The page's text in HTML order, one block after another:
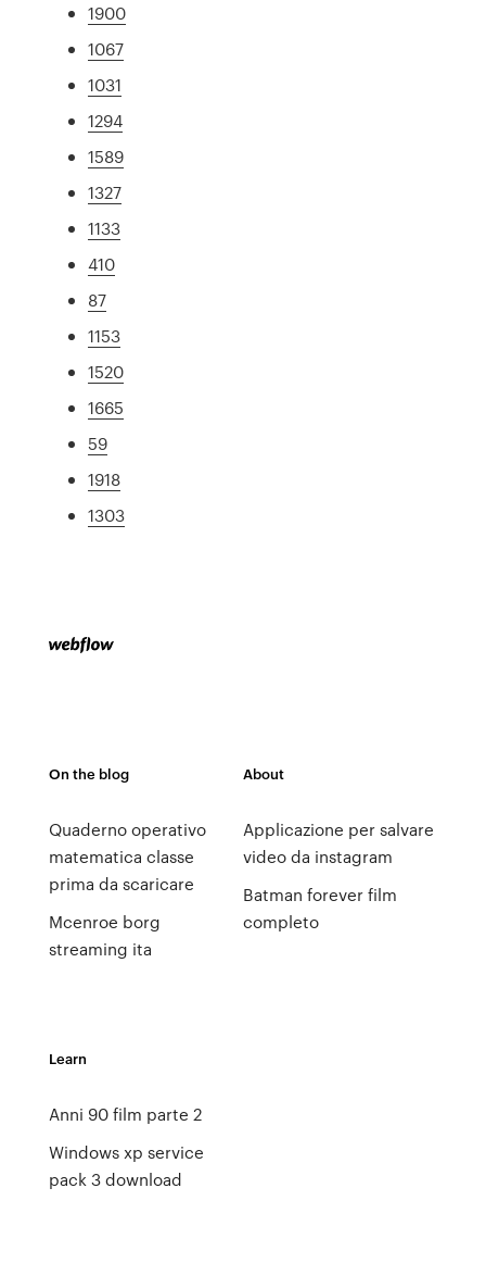
1900
1067
1031
1294
1589
1327
1133
410
87
1153
1520
1665
59
1918
1303
On the blog
Quaderno operativo
matematica classe
prima da scaricare
Mcenroe borg
streaming ita
About
Applicazione per salvare
video da instagram
Batman forever film
completo
Learn
Anni 90 film parte 2
Windows xp service
pack 3 download